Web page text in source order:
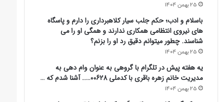
25 بهمن 1404
باسلام و ادب؛ حکم جلب سیار کلاهبرداری را دارم و پاسگاه
های نیروی انتظامی همکاری ندارند و همگی او را می
شناسند. چطور میتوانم دقیق رد او را بزنم؟
25 بهمن 1404
یه هفته پیش در تلگرام با گروهی به عنوان وام دهی به
مدیریت خانم زهره باقری با کدملی 00628….. آشنا شدم که …
25 بهمن 1404